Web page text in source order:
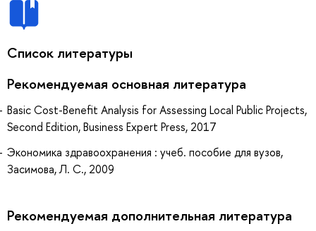
Список литературы
Рекомендуемая основная литература
Basic Cost-Benefit Analysis for Assessing Local Public Projects,
Second Edition, Business Expert Press, 2017
Экономика здравоохранения : учеб. пособие для вузов,
Засимова, Л. С., 2009
Рекомендуемая дополнительная литература